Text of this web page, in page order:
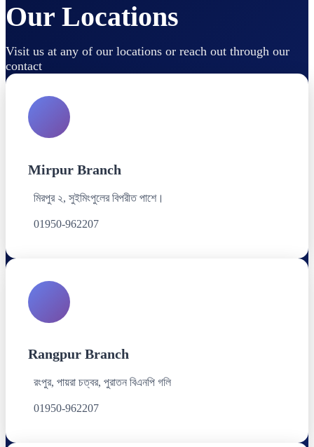
Our Locations
Visit us at any of our locations or reach out through our
contact
Mirpur Branch
মিরপুর ২, সুইমিংপুলের বিপরীত পাশে।
01950-962207
Rangpur Branch
রংপুর, পায়রা চত্বর, পুরাতন বিএনপি গলি
01950-962207